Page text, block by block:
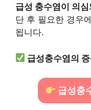
급성 충수염이 의
단 후 필요한 경우
됩니다.
급성충수염의
급성충